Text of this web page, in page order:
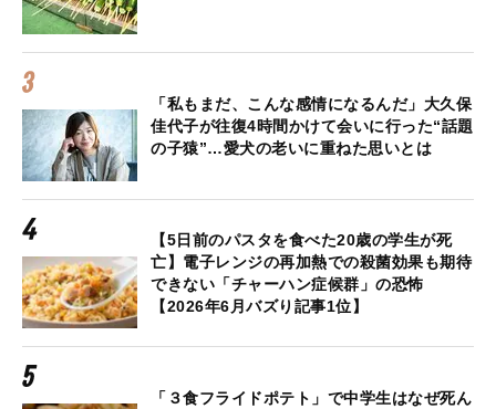
「私もまだ、こんな感情になるんだ」大久保
佳代子が往復4時間かけて会いに行った“話題
の子猿”…愛犬の老いに重ねた思いとは
【5日前のパスタを食べた20歳の学生が死
亡】電子レンジの再加熱での殺菌効果も期待
できない「チャーハン症候群」の恐怖
【2026年6月バズり記事1位】
「３食フライドポテト」で中学生はなぜ死ん